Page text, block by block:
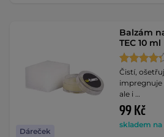
Dáreček
Balzám
TEC 10 ml
Čistí,
impregnuje
ale i …
99 Kč
skladem